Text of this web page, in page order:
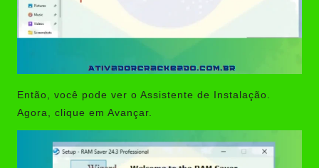
Então, você pode ver o Assistente de Instalação.
Agora, clique em Avançar.